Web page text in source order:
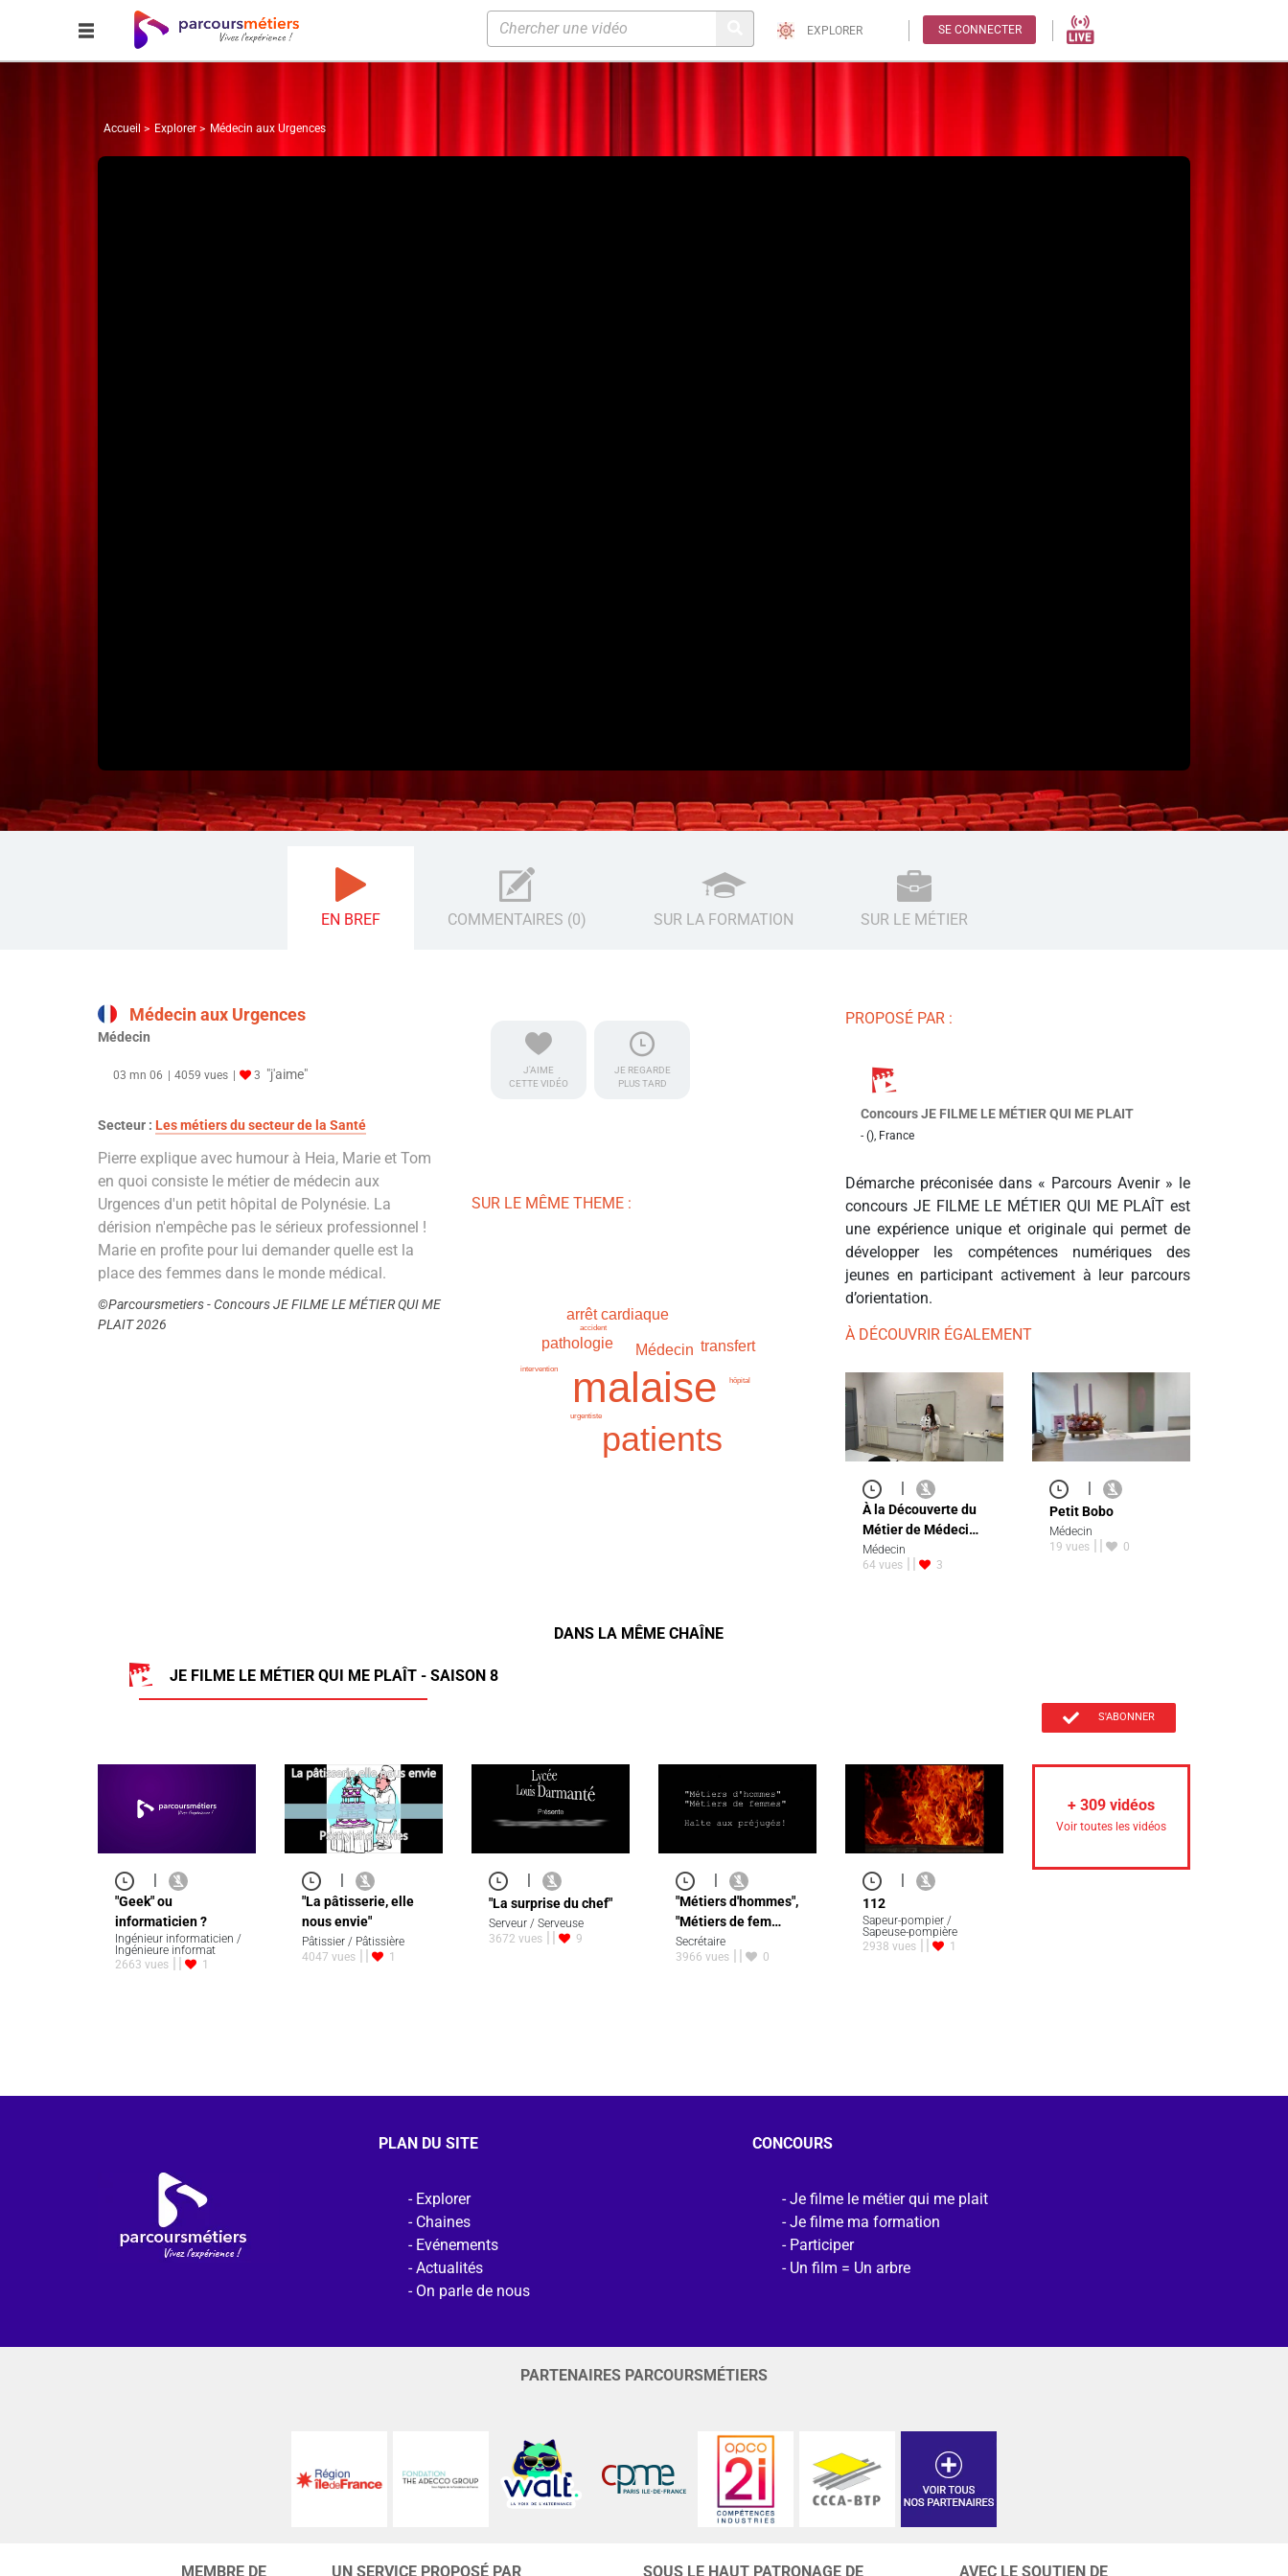
EXPLORER SE CONNECTER
Accueil Explorer Médecin aux Urgences
EN BREF COMMENTAIRES (0) SUR LA FORMATION SUR LE MÉTIER
Médecin aux Urgences
Médecin
03 mn 06 4059 vues 3 "j'aime"
Secteur : Les métiers du secteur de la Santé
Pierre explique avec humour à Heia, Marie et Tom
en quoi consiste le métier de médecin aux
Urgences d'un petit hôpital de Polynésie. La
dérision n'empêche pas le sérieux professionnel !
Marie en profite pour lui demander quelle est la
place des femmes dans le monde médical.
©Parcoursmetiers - Concours JE FILME LE MÉTIER QUI ME
PLAIT 2026
J'AIME
CETTE VIDÉO
JE REGARDE
PLUS TARD
SUR LE MÊME THEME :
malaise
patients
Médecin
pathologie transfert
arrêt cardiaque
urgentiste
hôpital
intervention
accident
PROPOSÉ PAR :
Concours JE FILME LE MÉTIER QUI ME PLAIT
- (), France
Démarche préconisée dans « Parcours Avenir » le
concours JE FILME LE MÉTIER QUI ME PLAÎT est
une expérience unique et originale qui permet de
développer les compétences numériques des
jeunes en participant activement à leur parcours
d’orientation.
À DÉCOUVRIR ÉGALEMENT
À la Découverte du
Métier de Médeci…
Médecin
64 vues
3
Petit Bobo
Médecin
19 vues
0
DANS LA MÊME CHAÎNE
JE FILME LE MÉTIER QUI ME PLAÎT - SAISON 8
S'ABONNER
|
"Geek" ou
informaticien ?
Ingénieur informaticien /
Ingénieure informat
2663 vues
1
"La pâtisserie, elle
nous envie"
Pâtissier / Pâtissière
4047 vues
1
"La surprise du chef"
Serveur / Serveuse
3672 vues
9
"Métiers d'hommes",
"Métiers de fem…
Secrétaire
3966 vues
0
112
Sapeur-pompier /
Sapeuse-pompière
2938 vues
1
+ 309 vidéos
Voir toutes les vidéos
PLAN DU SITE
Explorer
Chaines
Evénements
Actualités
On parle de nous
CONCOURS
Je filme le métier qui me plait
Je filme ma formation
Participer
Un film = Un arbre
PARTENAIRES PARCOURSMÉTIERS
MEMBRE DE UN SERVICE PROPOSÉ PAR SOUS LE HAUT PATRONAGE DE AVEC LE SOUTIEN DE